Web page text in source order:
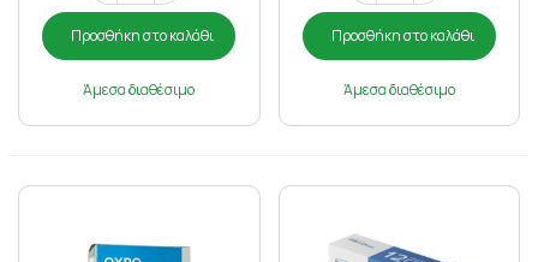
Προσθήκη στο καλάθι
Άμεσα διαθέσιμο
Προσθήκη στο καλάθι
Άμεσα διαθέσιμο